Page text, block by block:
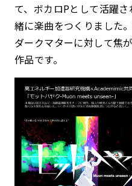
て、ボカロPとして活躍
緒に楽曲をつくりました
ダークマターに対して焦
作品です。